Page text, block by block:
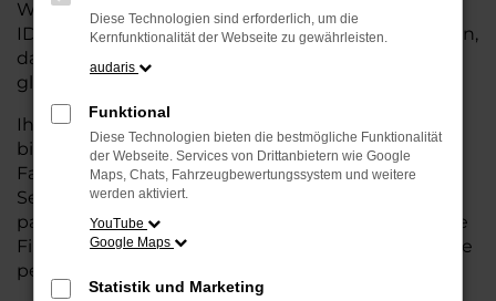
Wochenendausflüge oder lange Reisen, der VW
ID.4 bietet Komfort, Effizienz und modernes Design,
das sowohl in der Stadt als auch auf dem Land
glänzt.
Ihr VW Autohaus in der Nähe von Bremervörde
bietet Ihnen neben einer breiten Auswahl an VW
Fahrzeugen auch umfassende Beratung und
Service. Wir unterstützen Sie bei der Auswahl des
passenden Modells und bieten maßgeschneiderte
Finanzierungslösungen sowie Leasingoptionen, die
perfekt zu Ihrem Budget und Bedarf passen.
Diese Technologien sind erforderlich, um die
Kernfunktionalität der Webseite zu gewährleisten.
audaris
Funktional
Diese Technologien bieten die bestmögliche Funktionalität
der Webseite. Services von Drittanbietern wie Google
Maps, Chats, Fahrzeugbewertungssystem und weitere
werden aktiviert.
YouTube
Google Maps
Statistik und Marketing